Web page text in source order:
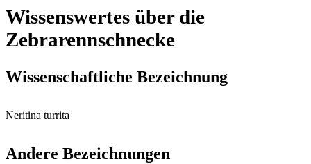
Wissenswertes über die
Zebrarennschnecke
Wissenschaftliche Bezeichnung
Neritina turrita
Andere Bezeichnungen